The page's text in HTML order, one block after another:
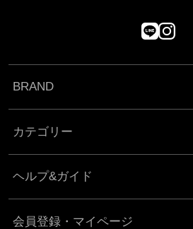
BRAND
カテゴリー
ヘルプ&ガイド
会員登録・マイページ